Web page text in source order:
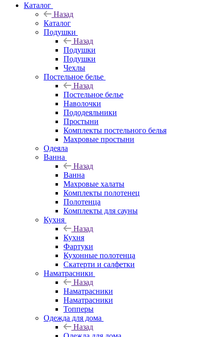
Каталог
Назад
Каталог
Подушки
Назад
Подушки
Подушки
Чехлы
Постельное белье
Назад
Постельное белье
Наволочки
Пододеяльники
Простыни
Комплекты постельного белья
Махровые простыни
Одеяла
Ванна
Назад
Ванна
Махровые халаты
Комплекты полотенец
Полотенца
Комплекты для сауны
Кухня
Назад
Кухня
Фартуки
Кухонные полотенца
Скатерти и салфетки
Наматрасники
Назад
Наматрасники
Наматрасники
Топперы
Одежда для дома
Назад